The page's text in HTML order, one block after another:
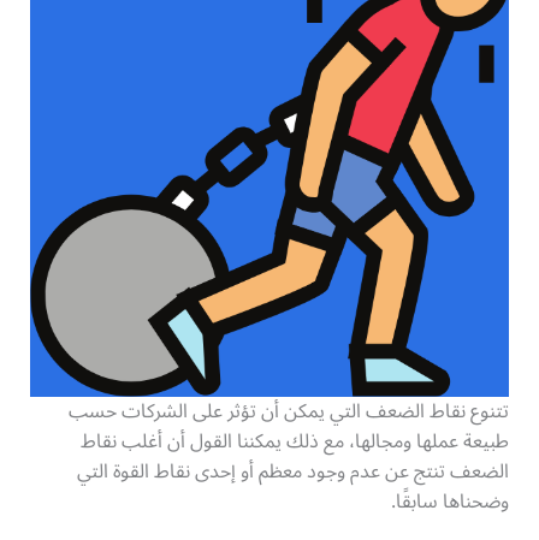
تتنوع نقاط الضعف التي يمكن أن تؤثر على الشركات حسب
طبيعة عملها ومجالها، مع ذلك يمكننا القول أن أغلب نقاط
الضعف تنتج عن عدم وجود معظم أو إحدى نقاط القوة التي
وضحناها سابقًا.